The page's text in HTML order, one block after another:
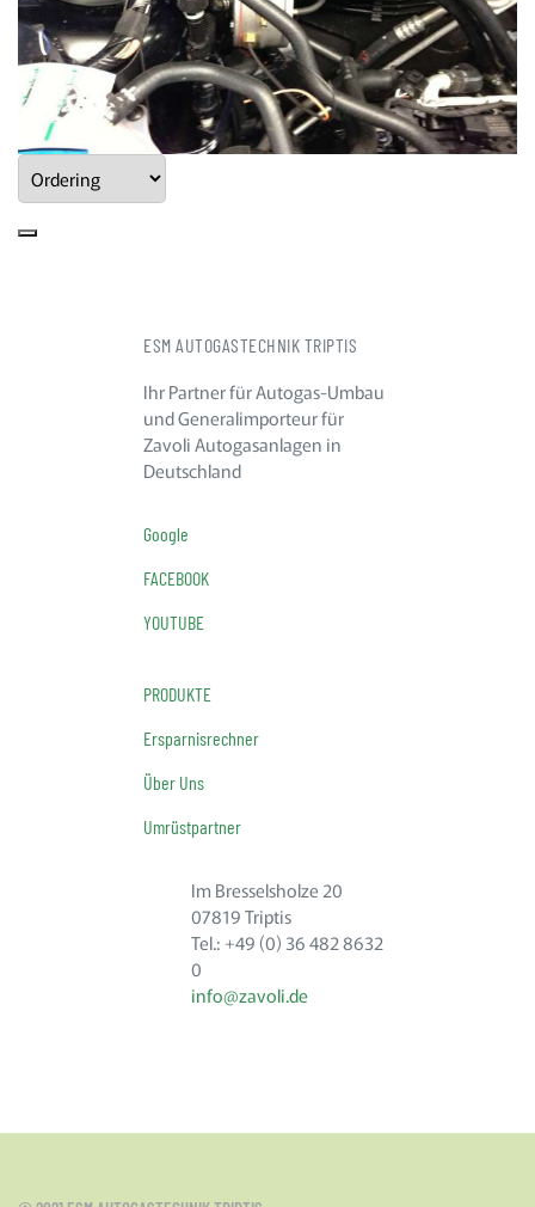
ESM AUTOGASTECHNIK TRIPTIS
Ihr Partner für Autogas-Umbau
und Generalimporteur für
Zavoli Autogasanlagen in
Deutschland
Google
FACEBOOK
YOUTUBE
PRODUKTE
Ersparnisrechner
Über Uns
Umrüstpartner
Im Bresselsholze 20
07819 Triptis
Tel.: +49 (0) 36 482 8632
0
info@zavoli.de